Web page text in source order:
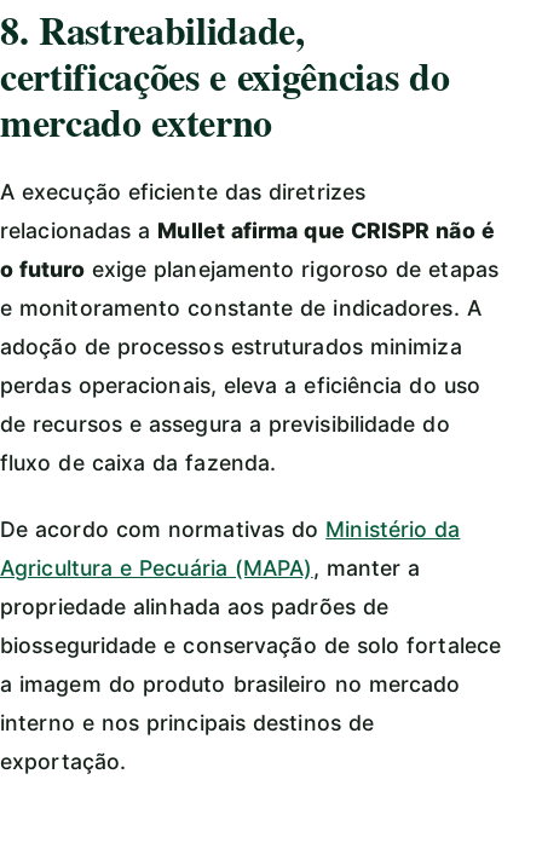
8. Rastreabilidade,
certificações e exigências do
mercado externo
A execução eficiente das diretrizes
relacionadas a Mullet afirma que CRISPR não é
o futuroexige planejamento rigoroso de etapas
e monitoramento constante de indicadores. A
adoção de processos estruturados minimiza
perdas operacionais, eleva a eficiência do uso
de recursos e assegura a previsibilidade do
fluxo de caixa da fazenda.
De acordo com normativas do Ministério da
Agricultura e Pecuária (MAPA), manter a
propriedade alinhada aos padrões de
biosseguridade e conservação de solo fortalece
a imagem do produto brasileiro no mercado
interno e nos principais destinos de
exportação.